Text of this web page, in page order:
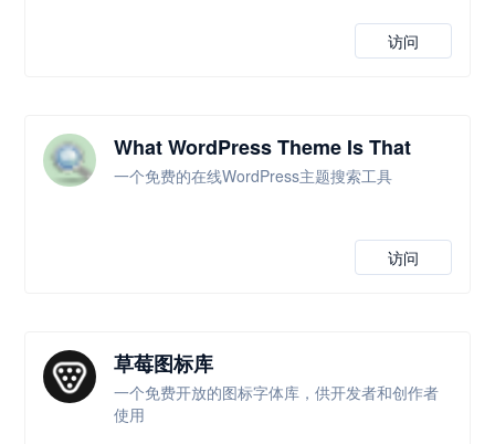
访问
What WordPress Theme Is That
一个免费的在线WordPress主题搜索工具
访问
草莓图标库
一个免费开放的图标字体库，供开发者和创作者
使用